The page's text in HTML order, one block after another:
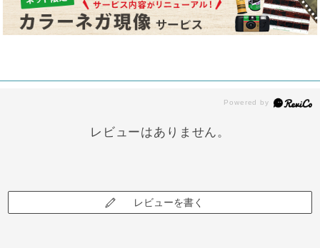
レビューはありません。
レビューを書く